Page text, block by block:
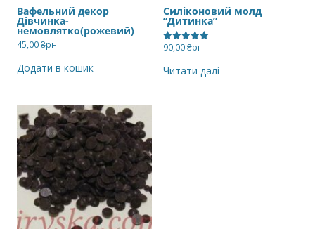
Вафельний декор
Дівчинка-
немовлятко(рожевий)
45,00₴рн
Додати в кошик
Силіконовий молд
“Дитинка”
Оцінено в
90,00₴рн
Читати далі